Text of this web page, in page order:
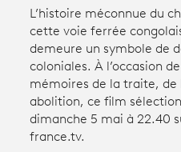
Participer et assister à une
À votre écoute
Productions et innovation
Programme
L’histoire méconnue du
cette voie ferrée
demeure un symbole de
coloniales. À l’occasion
mémoires de la traite, de
abolition, ce film
dimanche 5 mai à 22.40
france.tv.